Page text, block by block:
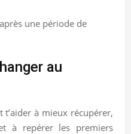
une période de
au
à mieux récupérer,
à repérer les premiers